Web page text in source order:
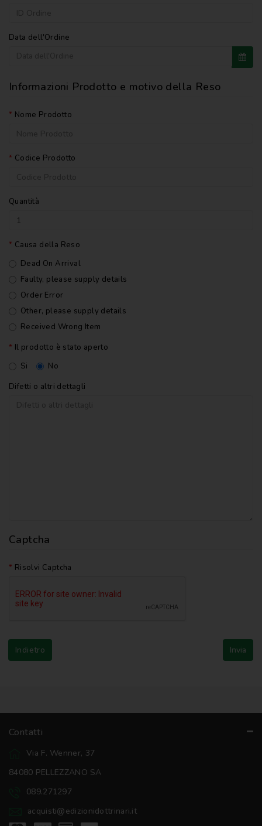
S.
SPIRITUALITA'
STORIA
VARIE
VARIE
PER
BAMBINI
Data dell'Ordine
Informazioni Prodotto e motivo della Reso
Nome Prodotto
Codice Prodotto
Quantità
Causa della Reso
Dead On Arrival
Faulty, please supply details
Order Error
Other, please supply details
Received Wrong Item
Il prodotto è stato aperto
Si
No
Difetti o altri dettagli
Captcha
Risolvi Captcha
Indietro
Contatti
Via F. Wenner, 37
84080 PELLEZZANO SA
089.271297
acquisti@edizionidottrinari.it